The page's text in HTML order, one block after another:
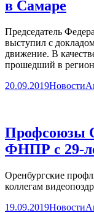
в Самаре
Председатель
выступил с
движение. В
прошедший в
20.09.2019Новости
Профсоюзы
ФНПР с 29-
Оренбургские
коллегам
19.09.2019Новости